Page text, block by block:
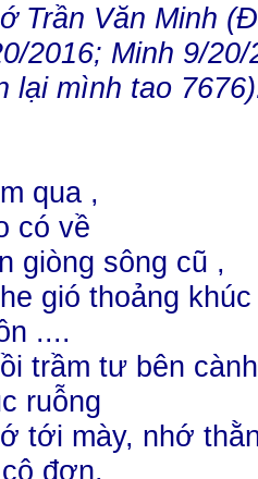
Trần Văn Minh
2016; Minh 9/20/
lại mình tao
qua ,
có về
giòng sông cũ ,
gió thoảng
....
trầm tư bên
ruỗng
tới mày, nhớ
đơn,